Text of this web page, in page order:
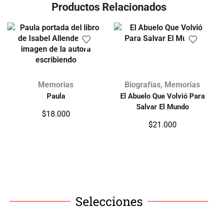
Productos Relacionados
Memorias
Paula
$18.000
Biografías, Memorias
El Abuelo Que Volvió Para
Salvar El Mundo
$21.000
Selecciones